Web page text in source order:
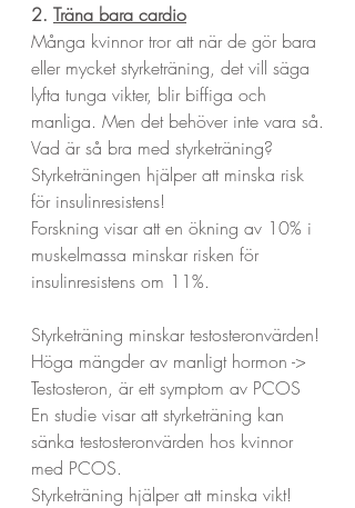
2. Träna bara cardio
Många kvinnor tror att när de gör bara
eller mycket styrketräning, det vill säga
lyfta tunga vikter, blir biffiga och
manliga. Men det behöver inte vara så.
Vad är så bra med styrketräning?
Styrketräningen hjälper att minska risk
för insulinresistens!
Forskning visar att en ökning av 10% i
muskelmassa minskar risken för
insulinresistens om 11%.
Styrketräning minskar testosteronvärden!
Höga mängder av manligt hormon ->
Testosteron, är ett symptom av PCOS
En studie visar att styrketräning kan
sänka testosteronvärden hos kvinnor
med PCOS.
Styrketräning hjälper att minska vikt!